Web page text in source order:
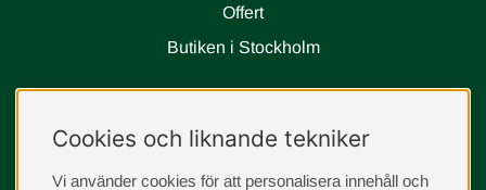
Offert
Butiken i Stockholm
instagram
Cookies och liknande tekniker
Vi använder cookies för att personalisera innehåll och